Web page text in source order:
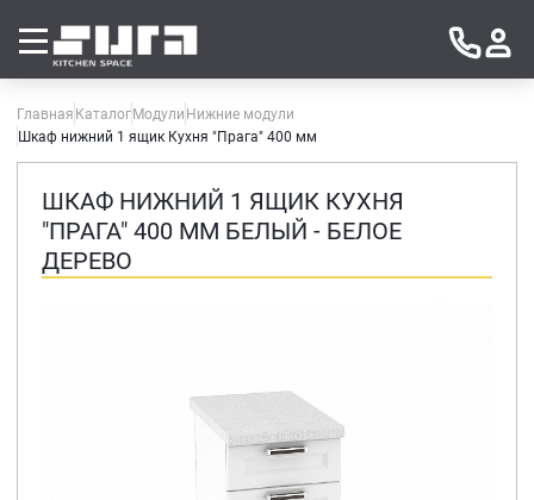
Главная КаталогМодули Нижние модули
Шкаф нижний 1 ящик Кухня "Прага" 400 мм
ШКАФ НИЖНИЙ 1 ЯЩИК КУХНЯ
"ПРАГА" 400 ММ БЕЛЫЙ - БЕЛОЕ
ДЕРЕВО